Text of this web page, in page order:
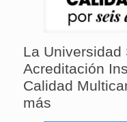
La Universidad
Acreditación
Calidad
más